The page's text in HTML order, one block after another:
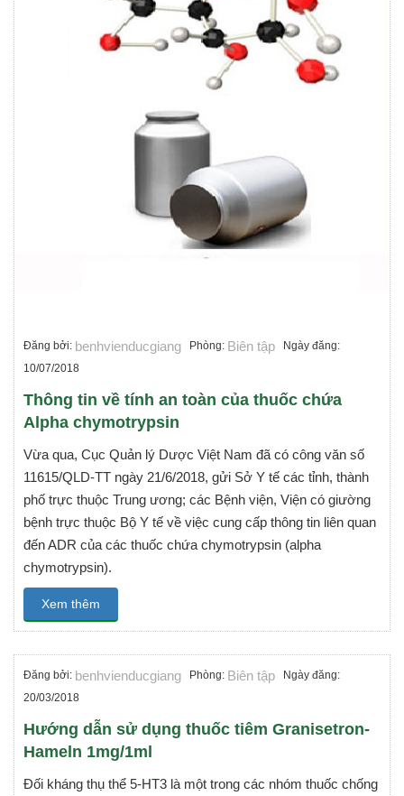
Đăng bởi: benhvienducgiang Phòng: Biên tập Ngày đăng:
10/07/2018
Thông tin về tính an toàn của thuốc chứa
Alpha chymotrypsin
Vừa qua, Cục Quản lý Dược Việt Nam đã có công văn số
11615/QLD-TT ngày 21/6/2018, gửi Sở Y tế các tỉnh, thành
phố trực thuộc Trung ương; các Bệnh viện, Viện có giường
bệnh trực thuộc Bộ Y tế về việc cung cấp thông tin liên quan
đến ADR của các thuốc chứa chymotrypsin (alpha
chymotrypsin).
Xem thêm
Đăng bởi: benhvienducgiang Phòng: Biên tập Ngày đăng:
20/03/2018
Hướng dẫn sử dụng thuốc tiêm Granisetron-
Hameln 1mg/1ml
Đối kháng thụ thể 5-HT3 là một trong các nhóm thuốc chống